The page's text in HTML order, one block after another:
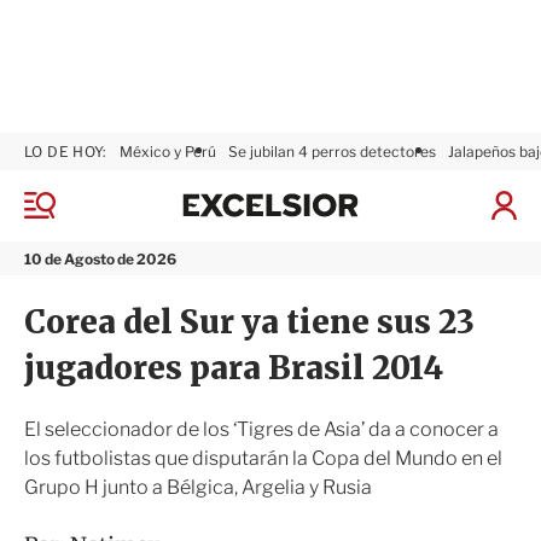
M
n
10 de Agosto de 2026
LO DE HOY: México y Perú Se jubilan 4 perros detectores Jalapeños
I
x
i
o
r
Corea del Sur ya tiene sus 23
jugadores para Brasil 2014
El seleccionador de los ‘Tigres de Asia’ da a conocer a
los futbolistas que disputarán la Copa del Mundo en el
Grupo H junto a Bélgica, Argelia y Rusia